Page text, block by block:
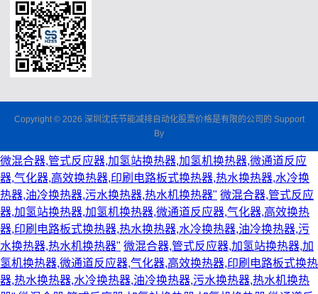
Copyright © 2026 深圳沈氏节能减排自动化股票价格是有限的公司的 Support
By
微混合器,管式反应器,加氢站换热器,加氢机换热器,微通道反应
器,气化器,高效换热器,印刷电路板式换热器,热水换热器,水冷换
热器,油冷换热器,污水换热器,热水机换热器" 微混合器,管式反应
器,加氢站换热器,加氢机换热器,微通道反应器,气化器,高效换热
器,印刷电路板式换热器,热水换热器,水冷换热器,油冷换热器,污
水换热器,热水机换热器" 微混合器,管式反应器,加氢站换热器,加
氢机换热器,微通道反应器,气化器,高效换热器,印刷电路板式换热
器,热水换热器,水冷换热器,油冷换热器,污水换热器,热水机换热